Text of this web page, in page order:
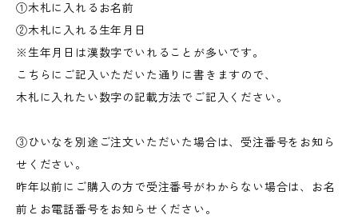
①木札に入れるお名前
②木札に入れる生年月日
※生年月日は漢数字でいれることが多いです。
こちらにご記入いただいた通りに書きますので、
木札に入れたい数字の記載方法でご記入ください。
③ひいなを別途ご注文いただいた場合は、受注番号をお知ら
せください。
昨年以前にご購入の方で受注番号がわからない場合は、お名
前とお電話番号をお知らせください。